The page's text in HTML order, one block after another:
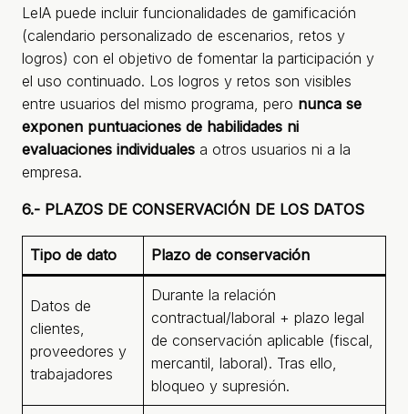
LeIA puede incluir funcionalidades de gamificación
(calendario personalizado de escenarios, retos y
logros) con el objetivo de fomentar la participación y
el uso continuado. Los logros y retos son visibles
entre usuarios del mismo programa, pero nunca se
exponen puntuaciones de habilidades ni
evaluaciones individuales a otros usuarios ni a la
empresa.
6.- PLAZOS DE CONSERVACIÓN DE LOS DATOS
Tipo de dato Plazo de conservación
Datos de
clientes,
proveedores y
trabajadores
Durante la relación
contractual/laboral + plazo legal
de conservación aplicable (fiscal,
mercantil, laboral). Tras ello,
bloqueo y supresión.